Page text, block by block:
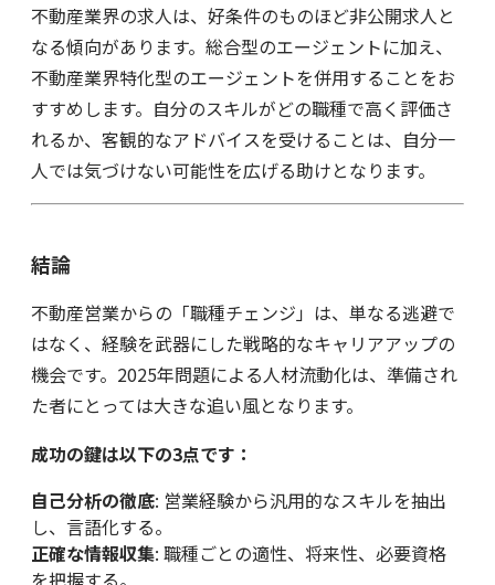
不動産業界の求人は、好条件のものほど非公開求人と
なる傾向があります。総合型のエージェントに加え、
不動産業界特化型のエージェントを併用することをお
すすめします。自分のスキルがどの職種で高く評価さ
れるか、客観的なアドバイスを受けることは、自分一
人では気づけない可能性を広げる助けとなります。
結論
不動産営業からの「職種チェンジ」は、単なる逃避で
はなく、経験を武器にした戦略的なキャリアアップの
機会です。2025年問題による人材流動化は、準備され
た者にとっては大きな追い風となります。
成功の鍵は以下の3点です：
自己分析の徹底: 営業経験から汎用的なスキルを抽出
し、言語化する。
正確な情報収集: 職種ごとの適性、将来性、必要資格
を把握する。